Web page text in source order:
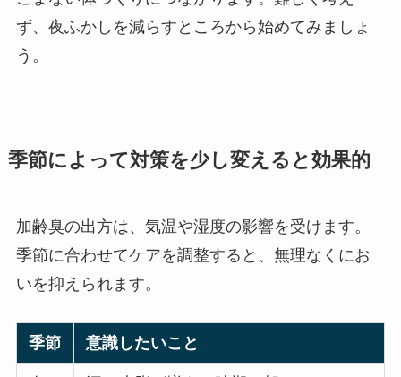
ず、夜ふかしを減らすところから始めてみましょ
う。
季節によって対策を少し変えると効果的
加齢臭の出方は、気温や湿度の影響を受けます。
季節に合わせてケアを調整すると、無理なくにお
いを抑えられます。
季節 意識したいこと